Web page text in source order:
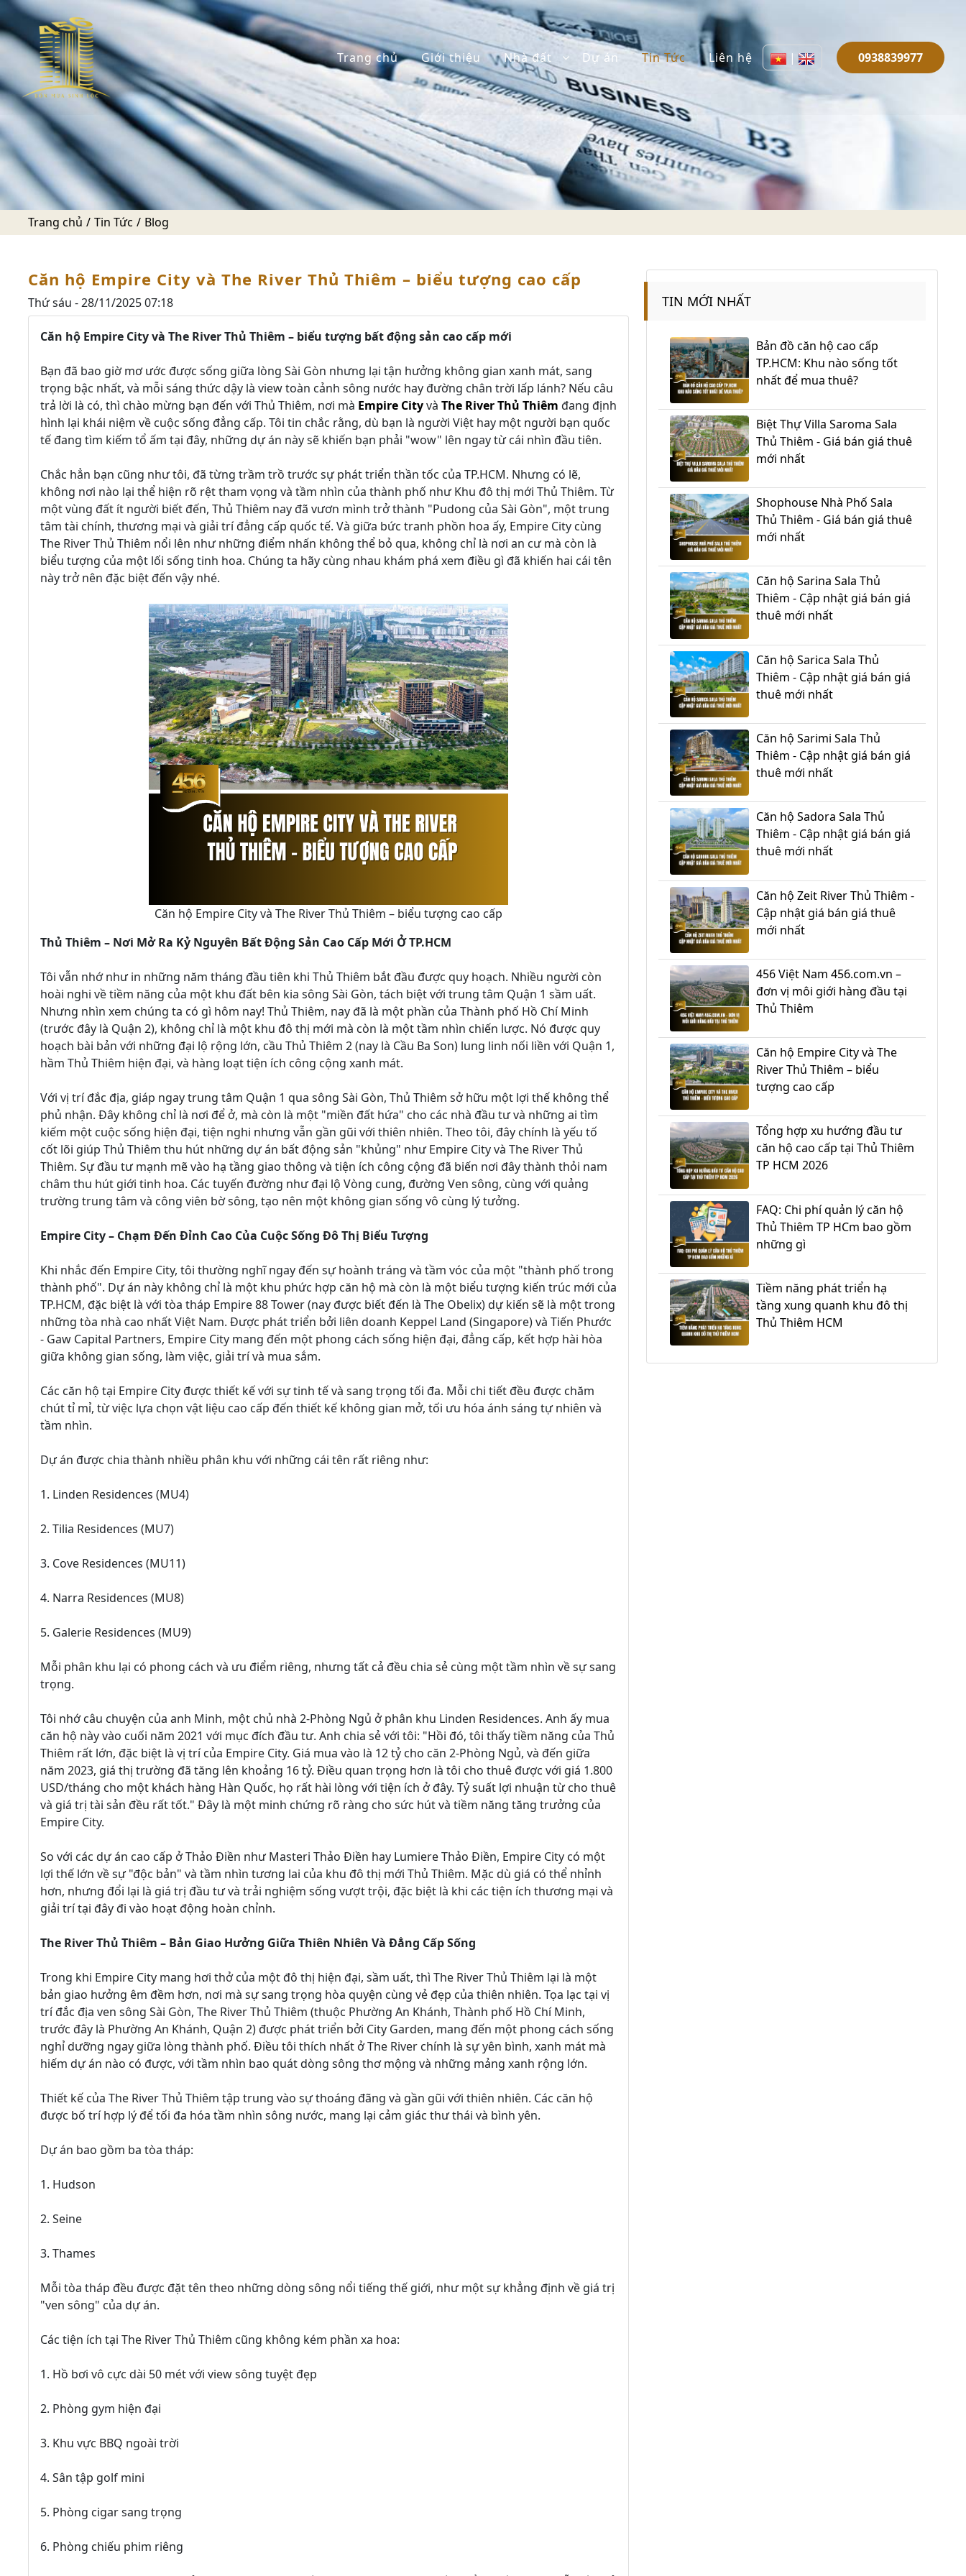
Trang chủ Giới thiệu Nhà đất Dự án Tin Tức Liên hệ | 0938839977
Trang chủ Tin Tức Blog
Căn hộ Empire City và The River Thủ Thiêm – biểu tượng cao cấp
Thứ sáu - 28/11/2025 07:18
Căn hộ Empire City và The River Thủ Thiêm – biểu tượng bất động sản cao cấp mới
Bạn đã bao giờ mơ ước được sống giữa lòng Sài Gòn nhưng lại tận hưởng không gian xanh mát, sang
trọng bậc nhất, và mỗi sáng thức dậy là view toàn cảnh sông nước hay đường chân trời lấp lánh? Nếu câu
trả lời là có, thì chào mừng bạn đến với Thủ Thiêm, nơi mà Empire Cityvà The River Thủ Thiêm đang định
hình lại khái niệm về cuộc sống đẳng cấp. Tôi tin chắc rằng, dù bạn là người Việt hay một người bạn quốc
tế đang tìm kiếm tổ ấm tại đây, những dự án này sẽ khiến bạn phải "wow" lên ngay từ cái nhìn đầu tiên.
Chắc hẳn bạn cũng như tôi, đã từng trầm trồ trước sự phát triển thần tốc của TP.HCM. Nhưng có lẽ,
không nơi nào lại thể hiện rõ rệt tham vọng và tầm nhìn của thành phố như Khu đô thị mới Thủ Thiêm. Từ
một vùng đất ít người biết đến, Thủ Thiêm nay đã vươn mình trở thành "Pudong của Sài Gòn", một trung
tâm tài chính, thương mại và giải trí đẳng cấp quốc tế. Và giữa bức tranh phồn hoa ấy, Empire City cùng
The River Thủ Thiêm nổi lên như những điểm nhấn không thể bỏ qua, không chỉ là nơi an cư mà còn là
biểu tượng của một lối sống tinh hoa. Chúng ta hãy cùng nhau khám phá xem điều gì đã khiến hai cái tên
này trở nên đặc biệt đến vậy nhé.
Căn hộ Empire City và The River Thủ Thiêm – biểu tượng cao cấp
Thủ Thiêm – Nơi Mở Ra Kỷ Nguyên Bất Động Sản Cao Cấp Mới Ở TP.HCM
Tôi vẫn nhớ như in những năm tháng đầu tiên khi Thủ Thiêm bắt đầu được quy hoạch. Nhiều người còn
hoài nghi về tiềm năng của một khu đất bên kia sông Sài Gòn, tách biệt với trung tâm Quận 1 sầm uất.
Nhưng nhìn xem chúng ta có gì hôm nay! Thủ Thiêm, nay đã là một phần của Thành phố Hồ Chí Minh
(trước đây là Quận 2), không chỉ là một khu đô thị mới mà còn là một tầm nhìn chiến lược. Nó được quy
hoạch bài bản với những đại lộ rộng lớn, cầu Thủ Thiêm 2 (nay là Cầu Ba Son) lung linh nối liền với Quận 1,
hầm Thủ Thiêm hiện đại, và hàng loạt tiện ích công cộng xanh mát.
Với vị trí đắc địa, giáp ngay trung tâm Quận 1 qua sông Sài Gòn, Thủ Thiêm sở hữu một lợi thế không thể
phủ nhận. Đây không chỉ là nơi để ở, mà còn là một "miền đất hứa" cho các nhà đầu tư và những ai tìm
kiếm một cuộc sống hiện đại, tiện nghi nhưng vẫn gần gũi với thiên nhiên. Theo tôi, đây chính là yếu tố
cốt lõi giúp Thủ Thiêm thu hút những dự án bất động sản "khủng" như Empire City và The River Thủ
Thiêm. Sự đầu tư mạnh mẽ vào hạ tầng giao thông và tiện ích công cộng đã biến nơi đây thành thỏi nam
châm thu hút giới tinh hoa. Các tuyến đường như đại lộ Vòng cung, đường Ven sông, cùng với quảng
trường trung tâm và công viên bờ sông, tạo nên một không gian sống vô cùng lý tưởng.
Empire City – Chạm Đến Đỉnh Cao Của Cuộc Sống Đô Thị Biểu Tượng
Khi nhắc đến Empire City, tôi thường nghĩ ngay đến sự hoành tráng và tầm vóc của một "thành phố trong
thành phố". Dự án này không chỉ là một khu phức hợp căn hộ mà còn là một biểu tượng kiến trúc mới của
TP.HCM, đặc biệt là với tòa tháp Empire 88 Tower (nay được biết đến là The Obelix) dự kiến sẽ là một trong
những tòa nhà cao nhất Việt Nam. Được phát triển bởi liên doanh Keppel Land (Singapore) và Tiến Phước
- Gaw Capital Partners, Empire City mang đến một phong cách sống hiện đại, đẳng cấp, kết hợp hài hòa
giữa không gian sống, làm việc, giải trí và mua sắm.
Các căn hộ tại Empire City được thiết kế với sự tinh tế và sang trọng tối đa. Mỗi chi tiết đều được chăm
chút tỉ mỉ, từ việc lựa chọn vật liệu cao cấp đến thiết kế không gian mở, tối ưu hóa ánh sáng tự nhiên và
tầm nhìn.
Dự án được chia thành nhiều phân khu với những cái tên rất riêng như:
1. Linden Residences (MU4)
2. Tilia Residences (MU7)
3. Cove Residences (MU11)
4. Narra Residences (MU8)
5. Galerie Residences (MU9)
Mỗi phân khu lại có phong cách và ưu điểm riêng, nhưng tất cả đều chia sẻ cùng một tầm nhìn về sự sang
trọng.
Tôi nhớ câu chuyện của anh Minh, một chủ nhà 2-Phòng Ngủ ở phân khu Linden Residences. Anh ấy mua
căn hộ này vào cuối năm 2021 với mục đích đầu tư. Anh chia sẻ với tôi: "Hồi đó, tôi thấy tiềm năng của Thủ
Thiêm rất lớn, đặc biệt là vị trí của Empire City. Giá mua vào là 12 tỷ cho căn 2-Phòng Ngủ, và đến giữa
năm 2023, giá thị trường đã tăng lên khoảng 16 tỷ. Điều quan trọng hơn là tôi cho thuê được với giá 1.800
USD/tháng cho một khách hàng Hàn Quốc, họ rất hài lòng với tiện ích ở đây. Tỷ suất lợi nhuận từ cho thuê
và giá trị tài sản đều rất tốt." Đây là một minh chứng rõ ràng cho sức hút và tiềm năng tăng trưởng của
Empire City.
So với các dự án cao cấp ở Thảo Điền như Masteri Thảo Điền hay Lumiere Thảo Điền, Empire City có một
lợi thế lớn về sự "độc bản" và tầm nhìn tương lai của khu đô thị mới Thủ Thiêm. Mặc dù giá có thể nhỉnh
hơn, nhưng đổi lại là giá trị đầu tư và trải nghiệm sống vượt trội, đặc biệt là khi các tiện ích thương mại và
giải trí tại đây đi vào hoạt động hoàn chỉnh.
The River Thủ Thiêm – Bản Giao Hưởng Giữa Thiên Nhiên Và Đẳng Cấp Sống
Trong khi Empire City mang hơi thở của một đô thị hiện đại, sầm uất, thì The River Thủ Thiêm lại là một
bản giao hưởng êm đềm hơn, nơi mà sự sang trọng hòa quyện cùng vẻ đẹp của thiên nhiên. Tọa lạc tại vị
trí đắc địa ven sông Sài Gòn, The River Thủ Thiêm (thuộc Phường An Khánh, Thành phố Hồ Chí Minh,
trước đây là Phường An Khánh, Quận 2) được phát triển bởi City Garden, mang đến một phong cách sống
nghỉ dưỡng ngay giữa lòng thành phố. Điều tôi thích nhất ở The River chính là sự yên bình, xanh mát mà
hiếm dự án nào có được, với tầm nhìn bao quát dòng sông thơ mộng và những mảng xanh rộng lớn.
Thiết kế của The River Thủ Thiêm tập trung vào sự thoáng đãng và gần gũi với thiên nhiên. Các căn hộ
được bố trí hợp lý để tối đa hóa tầm nhìn sông nước, mang lại cảm giác thư thái và bình yên.
Dự án bao gồm ba tòa tháp:
1. Hudson
2. Seine
3. Thames
Mỗi tòa tháp đều được đặt tên theo những dòng sông nổi tiếng thế giới, như một sự khẳng định về giá trị
"ven sông" của dự án.
Các tiện ích tại The River Thủ Thiêm cũng không kém phần xa hoa:
1. Hồ bơi vô cực dài 50 mét với view sông tuyệt đẹp
2. Phòng gym hiện đại
3. Khu vực BBQ ngoài trời
4. Sân tập golf mini
5. Phòng cigar sang trọng
6. Phòng chiếu phim riêng
TIN MỚI NHẤT
Bản đồ căn hộ cao cấp
TP.HCM: Khu nào sống tốt
nhất để mua thuê?
Biệt Thự Villa Saroma Sala
Thủ Thiêm - Giá bán giá thuê
mới nhất
Shophouse Nhà Phố Sala
Thủ Thiêm - Giá bán giá thuê
mới nhất
Căn hộ Sarina Sala Thủ
Thiêm - Cập nhật giá bán giá
thuê mới nhất
Căn hộ Sarica Sala Thủ
Thiêm - Cập nhật giá bán giá
thuê mới nhất
Căn hộ Sarimi Sala Thủ
Thiêm - Cập nhật giá bán giá
thuê mới nhất
Căn hộ Sadora Sala Thủ
Thiêm - Cập nhật giá bán giá
thuê mới nhất
Căn hộ Zeit River Thủ Thiêm -
Cập nhật giá bán giá thuê
mới nhất
456 Việt Nam 456.com.vn –
đơn vị môi giới hàng đầu tại
Thủ Thiêm
Căn hộ Empire City và The
River Thủ Thiêm – biểu
tượng cao cấp
Tổng hợp xu hướng đầu tư
căn hộ cao cấp tại Thủ Thiêm
TP HCM 2026
FAQ: Chi phí quản lý căn hộ
Thủ Thiêm TP HCm bao gồm
những gì
Tiềm năng phát triển hạ
tầng xung quanh khu đô thị
Thủ Thiêm HCM